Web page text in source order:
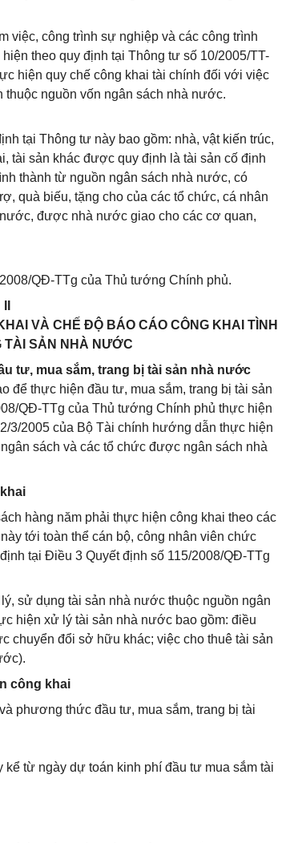
việc, công trình sự nghiệp và các công trình
theo quy định tại Thông tư số 10/2005/TT-
hiện quy chế công khai tài chính đối với việc
nguồn vốn ngân sách nhà nước.
tại Thông tư này bao gồm: nhà, vật kiến trúc,
tài sản khác được quy định là tài sản cố định
thành từ nguồn ngân sách nhà nước, có
quà biếu, tặng cho của các tổ chức, cá nhân
được nhà nước giao cho các cơ quan,
QĐ-TTg của Thủ tướng Chính phủ.
VÀ CHẾ ĐỘ BÁO CÁO CÔNG KHAI TÌNH
TÀI SẢN NHÀ NƯỚC
tư, mua sắm, trang bị tài sản nhà nước
để thực hiện đầu tư, mua sắm, trang bị tài sản
QĐ-TTg của Thủ tướng Chính phủ thực hiện
3/2005 của Bộ Tài chính hướng dẫn thực hiện
sách và các tổ chức được ngân sách nhà
hàng năm phải thực hiện công khai theo các
tới toàn thể cán bộ, công nhân viên chức
tại Điều 3 Quyết định số 115/2008/QĐ-TTg
sử dụng tài sản nhà nước thuộc nguồn ngân
hiện xử lý tài sản nhà nước bao gồm: điều
chuyển đổi sở hữu khác; việc cho thuê tài sản
công khai
phương thức đầu tư, mua sắm, trang bị tài
từ ngày dự toán kinh phí đầu tư mua sắm tài